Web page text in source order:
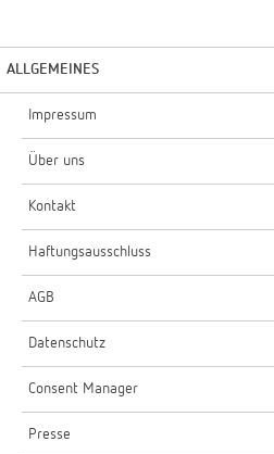
ALLGEMEINES
Impressum
Über uns
Kontakt
Haftungsausschluss
AGB
Datenschutz
Consent Manager
Presse